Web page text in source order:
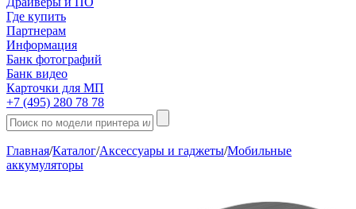
Где купить
Партнерам
Информация
Банк фотографий
Банк видео
Карточки для МП
+7 (495) 280 78 78
Главная/Каталог/Аксессуары и гаджеты/Мобильные
аккумуляторы